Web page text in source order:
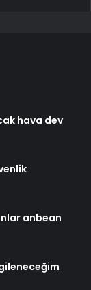
hava dev
anbean